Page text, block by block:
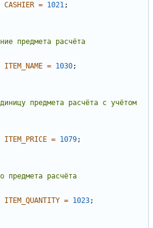
CASHIER = 1021;
ITEM_NAME = 1030;
ITEM_PRICE = 1079;
ITEM_QUANTITY = 1023;